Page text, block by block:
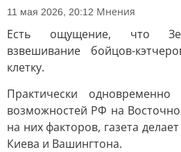
11 мая 2026, 20:12 Мнения
Есть ощущение, что
взвешивание бойцов-
клетку.
Практически
возможностей РФ на
на них факторов, газета
Киева и Вашингтона.